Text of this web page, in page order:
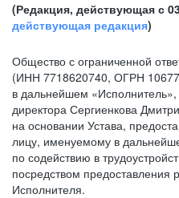
(Редакция, действующая с
действующая редакция)
Общество с ограниченной
(ИНН 7718620740, ОГРН
в дальнейшем
директора Сергиенкова
на основании Устава,
лицу, именуемому в
по содействию в
посредством предоставления
Исполнителя.